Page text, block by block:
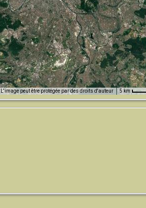
L'image peut être protégée par des droits d'auteur 5 km